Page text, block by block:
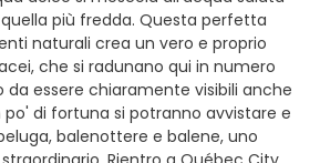
più fredda. Questa perfetta
naturali crea un vero e proprio
che si radunano qui in numero
essere chiaramente visibili anche
po' di fortuna si potranno avvistare e
balenottere e balene, uno